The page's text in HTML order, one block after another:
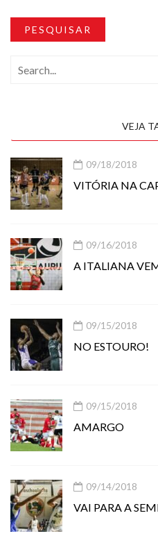
PESQUISAR
VEJA
09/18/2018
VITÓRIA NA
09/16/2018
A ITALIANA
09/15/2018
NO ESTOURO!
09/15/2018
AMARGO
09/14/2018
VAI PARA A